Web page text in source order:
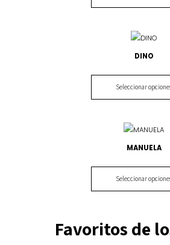
DINO
Seleccionar
MANUELA
Seleccionar
Favoritos de